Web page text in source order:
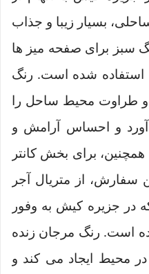
بسیار زیبا و جذاب
سبز برای صفحه میز ها
استفاده شده است. رنگ
و طراوت محیط ساحل را
و احساس آرامش و
برای بخش کانتر
سفارش، از متریال آجر
در جزیره کیش به وفور
است. رنگ مرجان زنده
محیط ایجاد می کند و